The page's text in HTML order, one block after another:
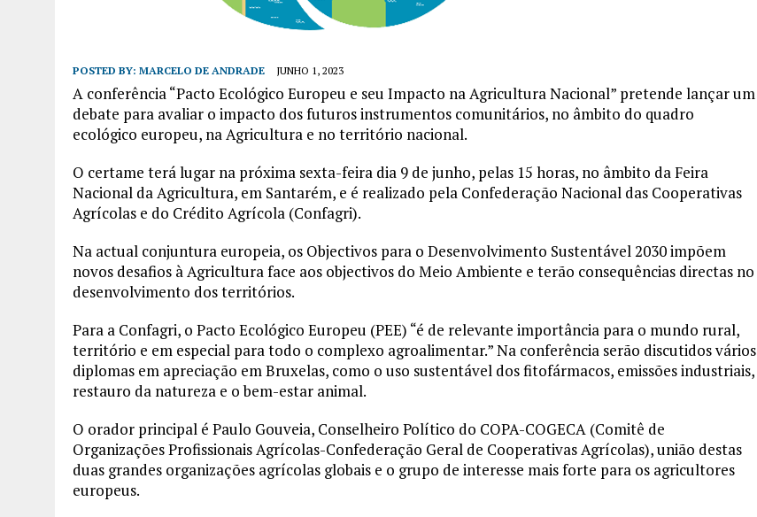
POSTED BY: MARCELO DE ANDRADE JUNHO 1, 2023
A conferência “Pacto Ecológico Europeu e seu Impacto na Agricultura Nacional” pretende lançar um
debate para avaliar o impacto dos futuros instrumentos comunitários, no âmbito do quadro
ecológico europeu, na Agricultura e no território nacional.
O certame terá lugar na próxima sexta-feira dia 9 de junho, pelas 15 horas, no âmbito da Feira
Nacional da Agricultura, em Santarém, e é realizado pela Confederação Nacional das Cooperativas
Agrícolas e do Crédito Agrícola (Confagri).
Na actual conjuntura europeia, os Objectivos para o Desenvolvimento Sustentável 2030 impõem
novos desafios à Agricultura face aos objectivos do Meio Ambiente e terão consequências directas no
desenvolvimento dos territórios.
Para a Confagri, o Pacto Ecológico Europeu (PEE) “é de relevante importância para o mundo rural,
território e em especial para todo o complexo agroalimentar.” Na conferência serão discutidos vários
diplomas em apreciação em Bruxelas, como o uso sustentável dos fitofármacos, emissões industriais,
restauro da natureza e o bem-estar animal.
O orador principal é Paulo Gouveia, Conselheiro Político do COPA-COGECA (Comitê de
Organizações Profissionais Agrícolas-Confederação Geral de Cooperativas Agrícolas), união destas
duas grandes organizações agrícolas globais e o grupo de interesse mais forte para os agricultores
europeus.